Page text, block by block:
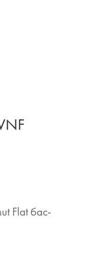
Flat бас-